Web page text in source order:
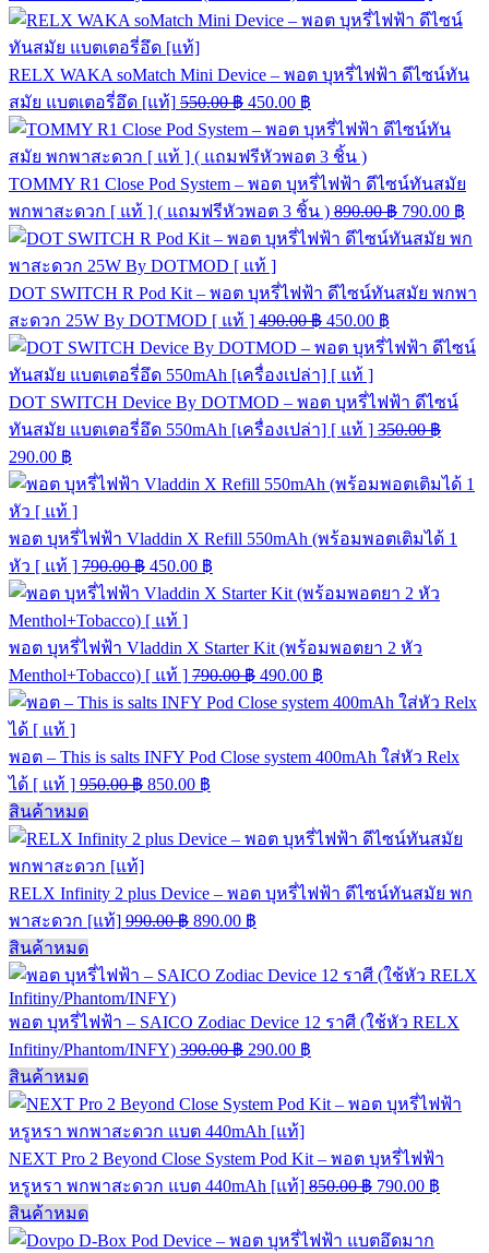
RELX WAKA soMatch Mini Device – พอต บุหรี่ไฟฟ้า ดีไซน์ทัน
สมัย แบตเตอรี่อึด [แท้] 550.00฿ 450.00 ฿
TOMMY R1 Close Pod System – พอต บุหรี่ไฟฟ้า ดีไซน์ทันสมัย
พกพาสะดวก [ แท้ ] ( แถมฟรีหัวพอต 3 ชิ้น ) 890.00฿ 790.00 ฿
DOT SWITCH R Pod Kit – พอต บุหรี่ไฟฟ้า ดีไซน์ทันสมัย พกพา
สะดวก 25W By DOTMOD [ แท้ ] 490.00฿ 450.00 ฿
DOT SWITCH Device By DOTMOD – พอต บุหรี่ไฟฟ้า ดีไซน์
ทันสมัย แบตเตอรี่อึด 550mAh [เครื่องเปล่า] [ แท้ ] 350.00฿
290.00 ฿
พอต บุหรี่ไฟฟ้า Vladdin X Refill 550mAh (พร้อมพอตเติมได้ 1
หัว [ แท้ ] 790.00฿ 450.00 ฿
พอต บุหรี่ไฟฟ้า Vladdin X Starter Kit (พร้อมพอตยา 2 หัว
Menthol+Tobacco) [ แท้ ] 790.00฿ 490.00 ฿
พอต – This is salts INFY Pod Close system 400mAh ใส่หัว Relx
ได้ [ แท้ ] 950.00฿ 850.00 ฿
สินค้าหมด
RELX Infinity 2 plus Device – พอต บุหรี่ไฟฟ้า ดีไซน์ทันสมัย พก
พาสะดวก [แท้] 990.00฿ 890.00 ฿
สินค้าหมด
พอต บุหรี่ไฟฟ้า – SAICO Zodiac Device 12 ราศี (ใช้หัว RELX
Infitiny/Phantom/INFY) 390.00฿ 290.00 ฿
สินค้าหมด
NEXT Pro 2 Beyond Close System Pod Kit – พอต บุหรี่ไฟฟ้า
หรูหรา พกพาสะดวก แบต 440mAh [แท้] 850.00฿ 790.00 ฿
สินค้าหมด